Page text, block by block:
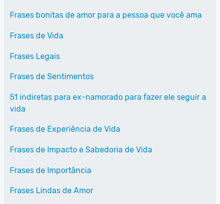
Frases bonitas de amor para a pessoa que você ama
Frases de Vida
Frases Legais
Frases de Sentimentos
51 indiretas para ex-namorado para fazer ele seguir a
vida
Frases de Experiência de Vida
Frases de Impacto e Sabedoria de Vida
Frases de Importância
Frases Lindas de Amor